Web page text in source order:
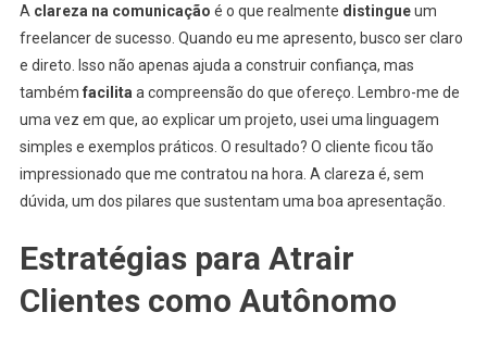
A clareza na comunicação é o que realmente distingueum
freelancer de sucesso. Quando eu me apresento, busco ser claro
e direto. Isso não apenas ajuda a construir confiança, mas
também facilita a compreensão do que ofereço. Lembro-me de
uma vez em que, ao explicar um projeto, usei uma linguagem
simples e exemplos práticos. O resultado? O cliente ficou tão
impressionado que me contratou na hora. A clareza é, sem
dúvida, um dos pilares que sustentam uma boa apresentação.
Estratégias para Atrair
Clientes como Autônomo